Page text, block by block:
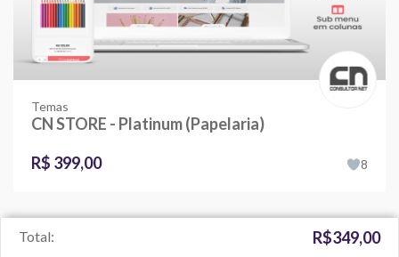
Temas
CN STORE - Platinum (Papelaria)
R$ 399,00
8
Total: R$349,00